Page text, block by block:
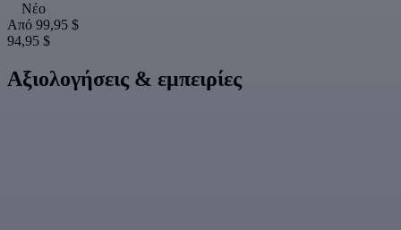
Νέο
Από 99,95 $
94,95 $
Αξιολογήσεις & εμπειρίες